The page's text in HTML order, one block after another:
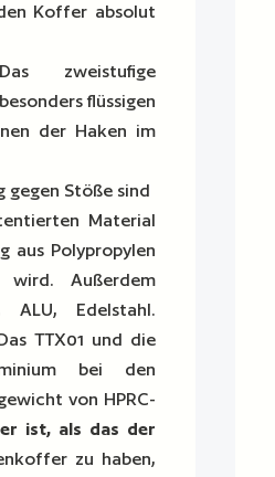
Koffer absolut
zweistufige
flüssigen
der Haken im
Stöße sind
Material
aus Polypropylen
wird. Außerdem
ALU, Edelstahl.
TTX01 und die
bei den
von HPRC-
ist, als das der
zu haben,